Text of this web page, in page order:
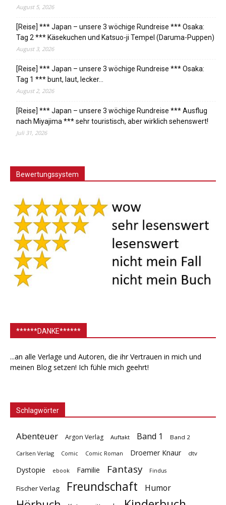
August 5, 2026
[Reise] *** Japan – unsere 3 wöchige Rundreise *** Osaka:
Tag 2 *** Käsekuchen und Katsuo-ji Tempel (Daruma-Puppen)
August 3, 2026
[Reise] *** Japan – unsere 3 wöchige Rundreise *** Osaka:
Tag 1 *** bunt, laut, lecker…
August 2, 2026
[Reise] *** Japan – unsere 3 wöchige Rundreise *** Ausflug
nach Miyajima *** sehr touristisch, aber wirklich sehenswert!
Juli 31, 2026
Bewertungssystem
******DANKE******
...an alle Verlage und Autoren, die ihr Vertrauen in mich und
meinen Blog setzen! Ich fühle mich geehrt!
Schlagwörter
Abenteuer Argon Verlag Auftakt Band 1 Band 2
Carlsen Verlag Comic Comic Roman Droemer Knaur dtv
Dystopie ebook Familie Fantasy Findus
Fischer Verlag Freundschaft Humor